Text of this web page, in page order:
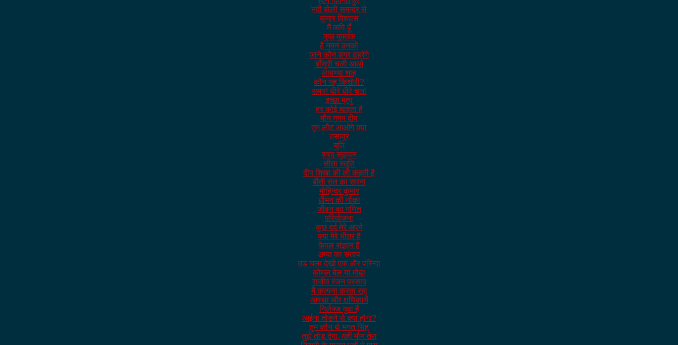
नदी बोली समन्दर से
कुमार विश्वास
मैं कवि हूँ
कुछ मुक्तक
है नमन उनको
जाने कौन डगर ठहरेंगे
बाँसुरी चली आओ
लावण्या शाह
कौन यह किशोरी?
समय! धीरे धीरे चल!
इच्छा मृत्यु
हर कोई चाहता है
मौन गगन दीप
तुम लौट आओगे क्या
तसव्वुर
युति
शरद सुहावन
सीता स्तुति
दीप शिखा की लौ कहती है
बीती रात का सपना
मोहिन्दर कुमार
धीमन की नौका
जीवन का गणित
परियोजना
कुछ दर्द मेरे अपने
क्या मेरे भीतर है
केवल संज्ञान है
अम्बा का संताप
उड चला देखो एक और परिन्दा
कोमल बेल या मोढा
राजीव रंजन प्रसाद
मैं कल्पना करता रहा
आस्था और क्षणिकायें
निर्लज्ज युवा हैं
आईना तोडने से क्या होगा?
तुम कौन थे भगत सिंह
तुझे तोड़ देगा, यही मौन तेरा